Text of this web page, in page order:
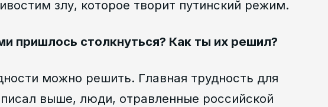
злу, которое творит путинский режим.
пришлось столкнуться? Как ты их решил?
можно решить. Главная трудность для
выше, люди, отравленные российской